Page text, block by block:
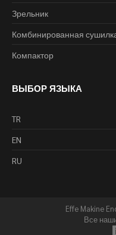
Зрельник
Комбинированная
Компактор
ВЫБОР ЯЗЫКА
TR
EN
RU
Effe Makine
Все